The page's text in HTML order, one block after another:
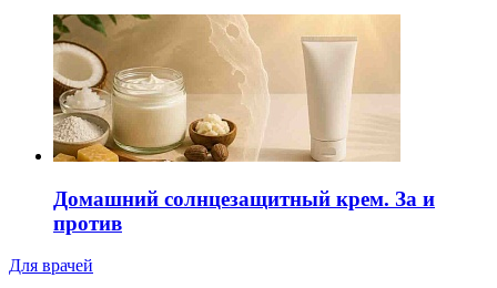
Домашний солнцезащитный крем. За и
против
Для врачей